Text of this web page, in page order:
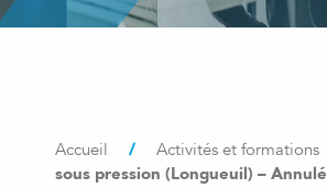
Accueil / Activités et formations
sous pression (Longueuil) – Annulé